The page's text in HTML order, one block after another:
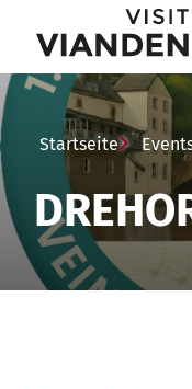
festival
deStartseite